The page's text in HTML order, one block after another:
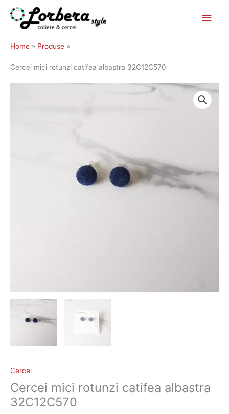
Skip
content
Home Produse
Cercei mici rotunzi catifea albastra 32C12C570
Cercei
Cercei mici rotunzi catifea albastra
32C12C570